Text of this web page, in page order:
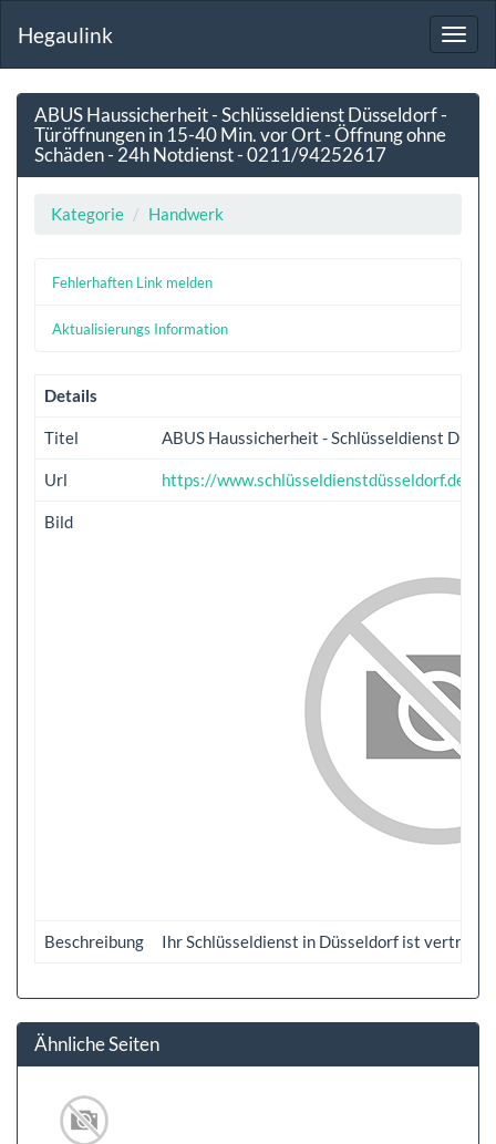
Hegaulink
ABUS Haussicherheit - Schlüsseldienst Düsseldorf -
Türöffnungen in 15-40 Min. vor Ort - Öffnung ohne
Schäden - 24h Notdienst - 0211/94252617
Kategorie Handwerk
Fehlerhaften Link melden
Aktualisierungs Information
Details
Titel ABUS Haussicherheit - Schlüsseldienst
Url https://www.schlüsseldienstdüsseldorf.de
Bild
Beschreibung Ihr Schlüsseldienst in Düsseldorf ist
Ähnliche Seiten